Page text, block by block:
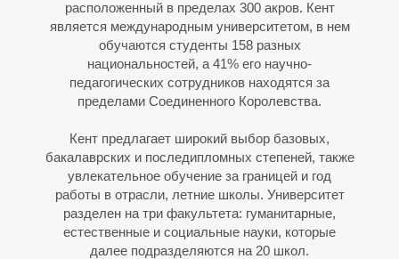
расположенный в пределах 300 акров. Кент
является международным университетом, в нем
обучаются студенты 158 разных
национальностей, а 41% его научно-
педагогических сотрудников находятся за
пределами Соединенного Королевства.
Кент предлагает широкий выбор базовых,
бакалаврских и последипломных степеней, также
увлекательное обучение за границей и год
работы в отрасли, летние школы. Университет
разделен на три факультета: гуманитарные,
естественные и социальные науки, которые
далее подразделяются на 20 школ.